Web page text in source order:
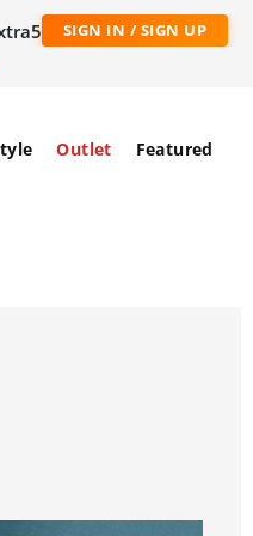
SIGN IN / SIGN UP
Outlet Featured